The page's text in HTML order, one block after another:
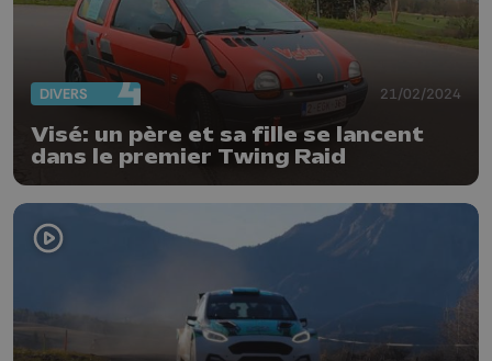
DIVERS 21/02/2024
Visé: un père et sa fille se lancent
dans le premier Twing Raid